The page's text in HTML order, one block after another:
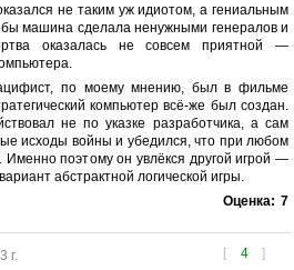
не таким уж идиотом, а гениальным
машина сделала ненужными генералов и
оказалась не совсем приятной —
по моему мнению, был в фильме
компьютер всё-же был создан.
не по указке разработчика, а сам
исходы войны и убедился, что при любом
поэтому он увлёкся другой игрой —
абстрактной логической игры.
Оценка: 7
[ 4 ]
г.